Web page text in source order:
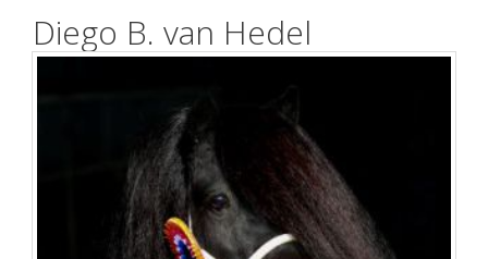
Diego B. van Hedel